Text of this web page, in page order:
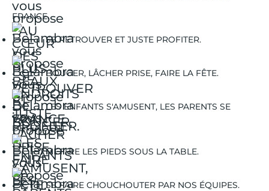
FRANCE.
SE RETROUVER ET JUSTE PROFITER.
BOUGER, LÂCHER PRISE, FAIRE LA FÊTE.
LES ENFANTS S'AMUSENT, LES PARENTS SE
DÉTENDENT.
METTRE LES PIEDS SOUS LA TABLE.
SE FAIRE CHOUCHOUTER PAR NOS ÉQUIPES.